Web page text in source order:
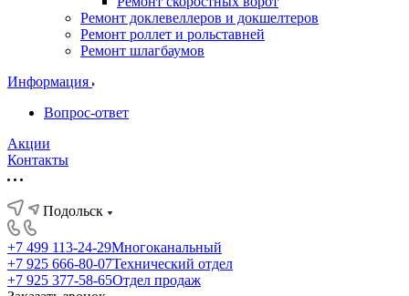
Ремонт доклевеллеров и докшелтеров
Ремонт роллет и рольставней
Ремонт шлагбаумов
Информация
Вопрос-ответ
Акции
Контакты
Подольск
+7 499 113-24-29Многоканальный
+7 925 666-80-07Технический отдел
+7 925 377-58-65Отдел продаж